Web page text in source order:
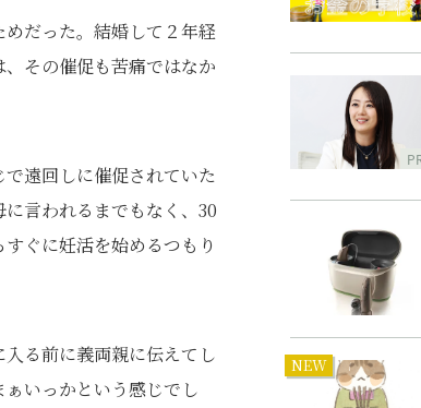
だった。結婚して２年経
その催促も苦痛ではなか
遠回しに催促されていた
言われるまでもなく、30
ぐに妊活を始めるつもり
る前に義両親に伝えてし
いっかという感じでし
NEW